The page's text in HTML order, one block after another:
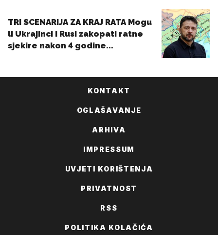
KONTAKT
OGLAŠAVANJE
ARHIVA
IMPRESSUM
UVJETI KORIŠTENJA
PRIVATNOST
RSS
POLITIKA KOLAČIĆA